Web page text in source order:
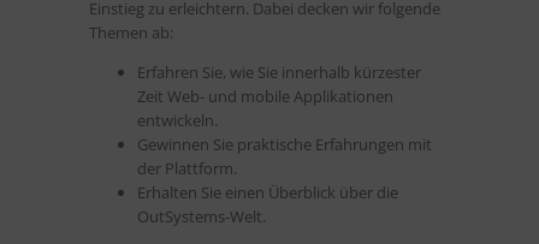
Einstieg zu erleichtern. Dabei decken wir folgende
Themen ab:
Erfahren Sie, wie Sie innerhalb kürzester
Zeit Web- und mobile Applikationen
entwickeln.
Gewinnen Sie praktische Erfahrungen mit
der Plattform.
Erhalten Sie einen Überblick über die
OutSystems-Welt.